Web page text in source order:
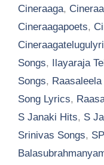
Cineraaga,
Cineraagapoets,
Songs, Ilayaraja
Songs,
Song Lyrics,
S Janaki Hits, S
Srinivas Songs,